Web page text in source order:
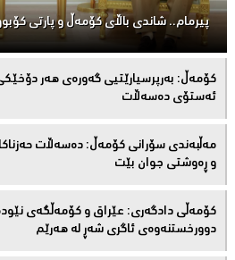
پیرمام.. شاندی باڵای كۆمه‌ڵ و پارتی
كۆمەڵ: بەرپرسیارێتیی گەورەی هەر
ئەستۆی دەسەڵات
مەڵبەندى سۆرانى کۆمەڵ: دەسەڵات
و ڕەوشتى جوان بێت
کۆمەڵى دادگەرى: عێراق و كۆمەڵگەی
دوورخستنەوەى ئاگری شەڕ لە هەرێم